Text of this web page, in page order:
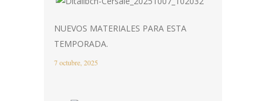
NUEVOS MATERIALES PARA ESTA
TEMPORADA.
7 octubre, 2025